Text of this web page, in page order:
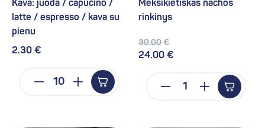
Kava: juoda / capučino /
latte / espresso / kava su
pienu
2.30 €
Meksikietiškas nachos
rinkinys
30.00 €
24.00 €